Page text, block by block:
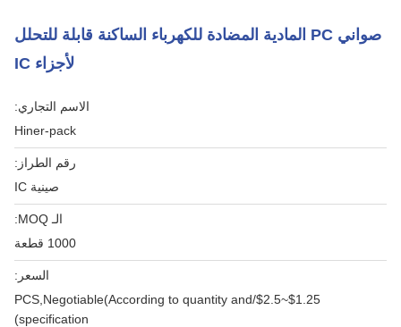
صواني PC المادية المضادة للكهرباء الساكنة قابلة للتحلل
لأجزاء IC
الاسم التجاري:
Hiner-pack
رقم الطراز:
صينية IC
الـ MOQ:
1000 قطعة
السعر:
$1.25~$2.5/PCS,Negotiable(According to quantity and
specification)